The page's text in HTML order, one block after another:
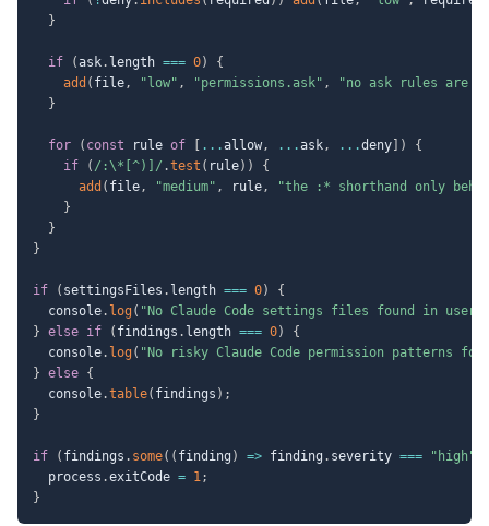
}
if (ask. length === 0)
{
add ( file, "low" , "permissions.ask" ,
"no ask rules are
}
for ( const rule of ...allow, ...ask, ...deny )
{
if
( / :\*[^)] / .test ( rule) )
{
add ( file, "medium" , rule,
"the :* shorthand only
}
}
}
if ( settingsFiles . length === 0)
{
  console
. log ( "No Claude Code settings files found in user
} else if ( findings . length === 0)
{
  console
. log ( "No risky Claude Code permission patterns
} else {
  console
.table( findings ) ;
}
if ( findings . some( ( finding ) => finding . severity === "high"
  process
.exitCode = 1;
}